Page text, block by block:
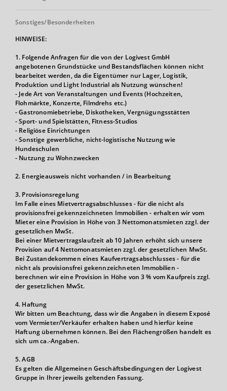
Sonstiges/Besonderheiten
HINWEISE:
1. Folgende Anfragen für die von der Logivest GmbH
angebotenen Grundstücke und Bestandsflächen können nicht
bearbeitet werden, da die Eigentümer nur Lager, Logistik,
Produktion und Light Industrial als Nutzung wünschen!
- Jede Art von Veranstaltungen und Events (Hochzeiten,
Flohmärkte, Konzerte, Filmdrehs etc.)
- Gastronomiebetriebe, Diskotheken, Vergnügungsstätten
- Sport- und Spielstätten, Fitness-Studios
- Religiöse Einrichtungen
- Sonstige gewerbliche, nicht-logistische Nutzung wie
Hundeschulen
- Nutzung zu Wohnzwecken
2. Energieausweis nicht vorhanden / in Bearbeitung
3. Provisionsregelung
Im Falle eines Mietvertragsabschlusses - für die nicht als
provisionsfrei gekennzeichneten Immobilien - erhalten wir vom
Mieter eine Provision in Höhe von 3 Nettomonatsmieten zzgl. der
gesetzlichen MwSt.
Bei einer Mietvertragslaufzeit ab 10 Jahren erhöht sich unsere
Provision auf 4 Nettomonatsmieten zzgl. der gesetzlichen MwSt.
Bei Zustandekommen eines Kaufvertragsabschlusses - für die
nicht als provisionsfrei gekennzeichneten Immobilien -
berechnen wir eine Provision in Höhe von 3 % vom Kaufpreis zzgl.
der gesetzlichen MwSt.
4. Haftung
Wir bitten um Beachtung, dass wir die Angaben in diesem Exposé
vom Vermieter/Verkäufer erhalten haben und hierfür keine
Haftung übernehmen können. Bei den Flächengrößen handelt es
sich um ca.-Angaben.
5. AGB
Es gelten die Allgemeinen Geschäftsbedingungen der Logivest
Gruppe in Ihrer jeweils geltenden Fassung.